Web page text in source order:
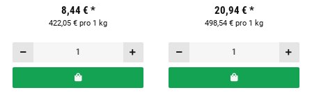
8,44 € *
422,05 € pro 1 kg
20,94 € *
498,54 € pro 1 kg